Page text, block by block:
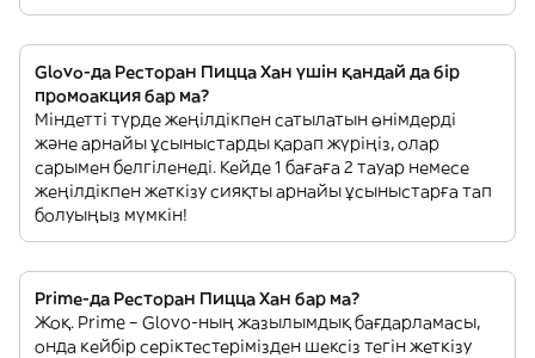
Glovo-да Ресторан Пицца Хан үшін қандай да бір
промоакция бар ма?
Міндетті түрде жеңілдікпен сатылатын өнімдерді
және арнайы ұсыныстарды қарап жүріңіз, олар
сарымен белгіленеді. Кейде 1 бағаға 2 тауар немесе
жеңілдікпен жеткізу сияқты арнайы ұсыныстарға тап
болуыңыз мүмкін!
Prime-да Ресторан Пицца Хан бар ма?
Жоқ. Prime – Glovo-ның жазылымдық бағдарламасы,
онда кейбір серіктестерімізден шексіз тегін жеткізу